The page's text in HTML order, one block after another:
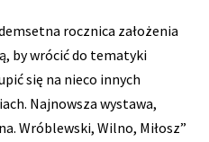
rocznica założenia
by wrócić do tematyki
się na nieco innych
Najnowsza wystawa,
Wróblewski, Wilno, Miłosz”